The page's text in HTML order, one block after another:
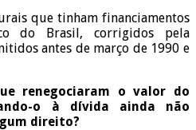
que tinham financiamentos
do Brasil, corrigidos pela
antes de março de 1990 e
renegociaram o valor do
o à dívida ainda não
direito?